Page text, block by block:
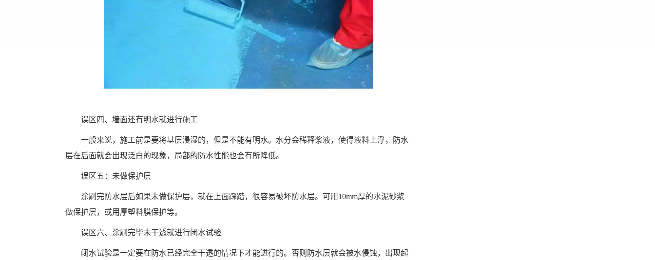
误区四、墙面还有明水就进行施工
一般来说，施工前是要将基层浸湿的，但是不能有明水。水分会稀释浆液，使得液料上浮，防水
层在后面就会出现泛白的现象，局部的防水性能也会有所降低。
误区五：未做保护层
涂刷完防水层后如果未做保护层，就在上面踩踏，很容易破坏防水层。可用10mm厚的水泥砂浆
做保护层，或用厚塑料膜保护等。
误区六、涂刷完毕未干透就进行闭水试验
闭水试验是一定要在防水已经完全干透的情况下才能进行的。否则防水层就会被水侵蚀，出现起